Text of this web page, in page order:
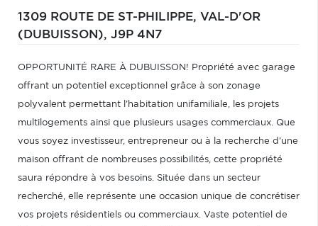
1309 ROUTE DE ST-PHILIPPE, VAL-D'OR
(DUBUISSON), J9P 4N7
OPPORTUNITÉ RARE À DUBUISSON! Propriété avec garage
offrant un potentiel exceptionnel grâce à son zonage
polyvalent permettant l'habitation unifamiliale, les projets
multilogements ainsi que plusieurs usages commerciaux. Que
vous soyez investisseur, entrepreneur ou à la recherche d'une
maison offrant de nombreuses possibilités, cette propriété
saura répondre à vos besoins. Située dans un secteur
recherché, elle représente une occasion unique de concrétiser
vos projets résidentiels ou commerciaux. Vaste potentiel de